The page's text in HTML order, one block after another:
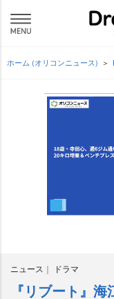
ホーム (オリコンニュース)
ニュース ドラマ
『リブート』